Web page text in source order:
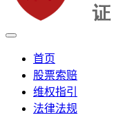
股盾网
证券股票维权网
首页
股票索赔
维权指引
法律法规